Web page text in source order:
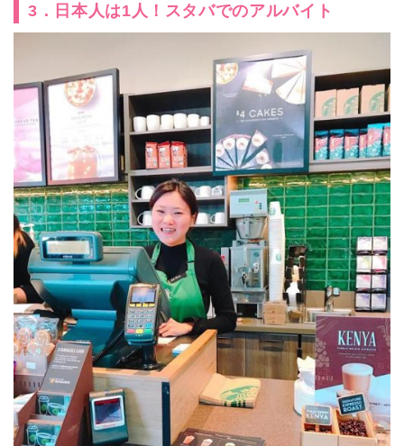
3．日本人は1人！スタバでのアルバイト